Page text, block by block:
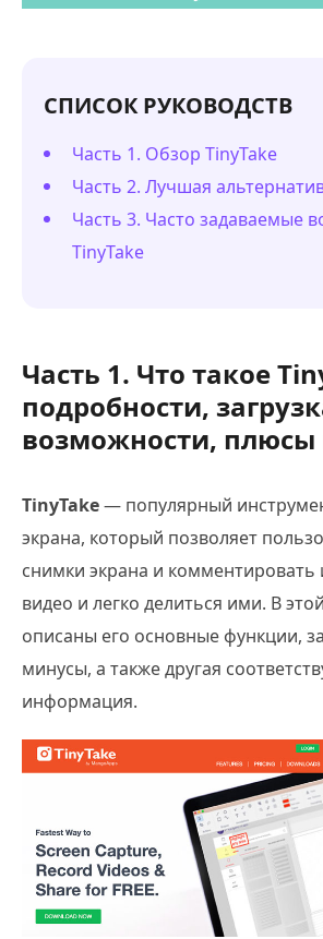
СПИСОК РУКОВОДСТВ
Часть 1. Обзор TinyTake
Часть 2. Лучшая
Часть 3. Часто задаваемые
TinyTake
Часть 1. Что такое
подробности,
возможности,
TinyTake— популярный
экрана, который позволяет
снимки экрана и комментировать
видео и легко делиться ими. В
описаны его основные функции,
минусы, а также другая
информация.